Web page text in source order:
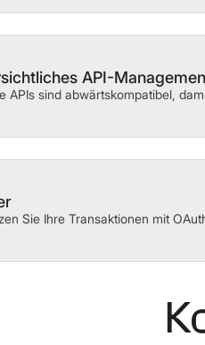
API-
APIs sind abwärtskompatibel,
Sie Ihre Transaktionen mit